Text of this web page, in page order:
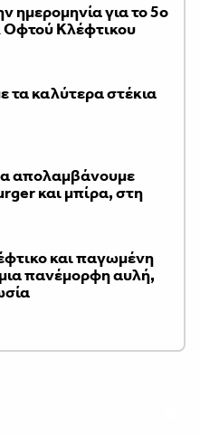
ημερομηνία για το 5ο
Κλέφτικου
τα καλύτερα στέκια
απολαμβάνουμε
και μπίρα, στη
και παγωμένη
πανέμορφη αυλή,